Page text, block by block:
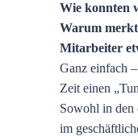
Wie konnten
Warum
Mitarbeiter
Ganz einfach
Zeit einen
Sowohl in den
im